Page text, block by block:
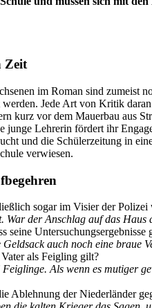
Zeit
im Roman sind zumeist
Jede Art von Kritik
kurz vor dem Mauerbau aus
junge Lehrerin fördert ihr
und die Schülerzeitung in
verwiesen.
sogar im Visier der Polizei
War der Anschlag auf das
seine
auch noch eine braue
als Feigling gilt?
Feiglinge. Als wenn es
Ablehnung der Niederländer